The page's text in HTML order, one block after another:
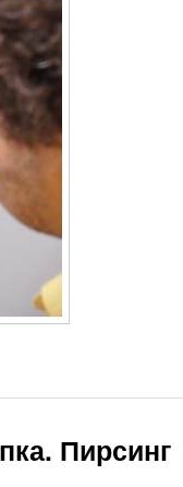
Пирсинг